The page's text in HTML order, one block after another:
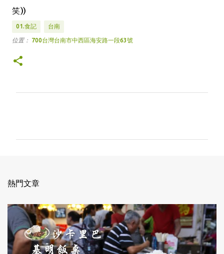
笑))
01.食記 台南
位置： 700台灣台南市中西區海安路一段63號
熱門文章